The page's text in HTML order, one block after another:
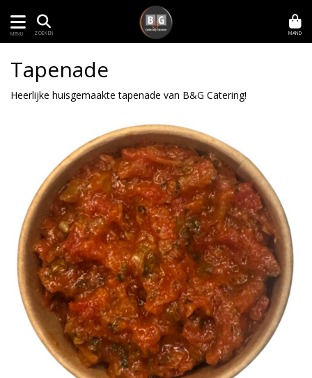
MENU ZOEKEN MAND
Tapenade
Heerlijke huisgemaakte tapenade van B&G Catering!